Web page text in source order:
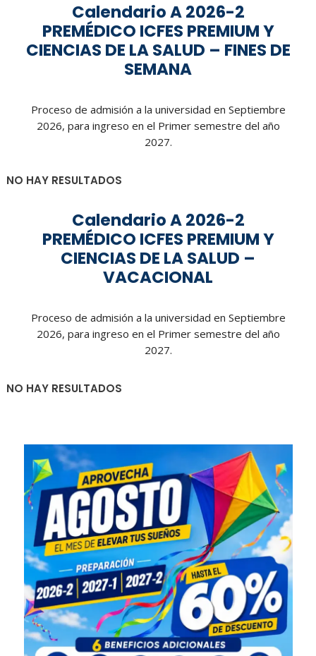
Calendario A 2026-2
PREMÉDICO ICFES PREMIUM Y
CIENCIAS DE LA SALUD – FINES DE
SEMANA
Proceso de admisión a la universidad en Septiembre
2026, para ingreso en el Primer semestre del año
2027.
NO HAY RESULTADOS
Calendario A 2026-2
PREMÉDICO ICFES PREMIUM Y
CIENCIAS DE LA SALUD –
VACACIONAL
Proceso de admisión a la universidad en Septiembre
2026, para ingreso en el Primer semestre del año
2027.
NO HAY RESULTADOS